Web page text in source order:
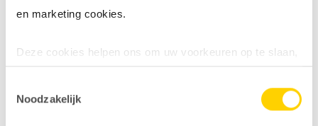
en marketing cookies.
Deze cookies helpen ons om uw voorkeuren op te slaan,
mogelijk te maken content via social media te delen of
Noodzakelijk
Lees over aansluiting verlichten of verzwaren